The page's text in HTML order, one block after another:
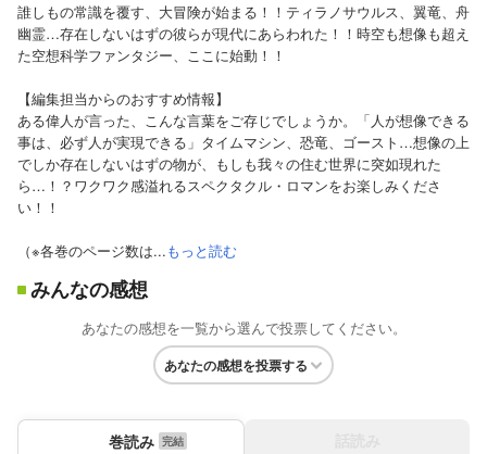
誰しもの常識を覆す、大冒険が始まる！！ティラノサウルス、翼竜、舟
幽霊…存在しないはずの彼らが現代にあらわれた！！時空も想像も超え
た空想科学ファンタジー、ここに始動！！
【編集担当からのおすすめ情報】
ある偉人が言った、こんな言葉をご存じでしょうか。「人が想像できる
事は、必ず人が実現できる」タイムマシン、恐竜、ゴースト…想像の上
でしか存在しないはずの物が、もしも我々の住む世界に突如現れた
ら…！？ワクワク感溢れるスペクタクル・ロマンをお楽しみくださ
い！！
（※各巻のページ数は...もっと読む
みんなの感想
あなたの感想を一覧から選んで投票してください。
あなたの感想を投票する
巻読み